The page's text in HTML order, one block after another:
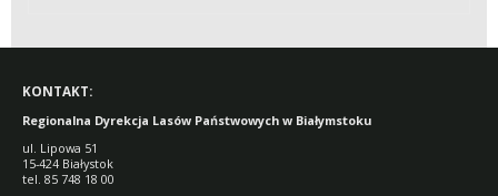
KONTAKT:
Regionalna Dyrekcja Lasów Państwowych w Białymstoku
ul. Lipowa 51
15-424 Białystok
tel. 85 748 18 00